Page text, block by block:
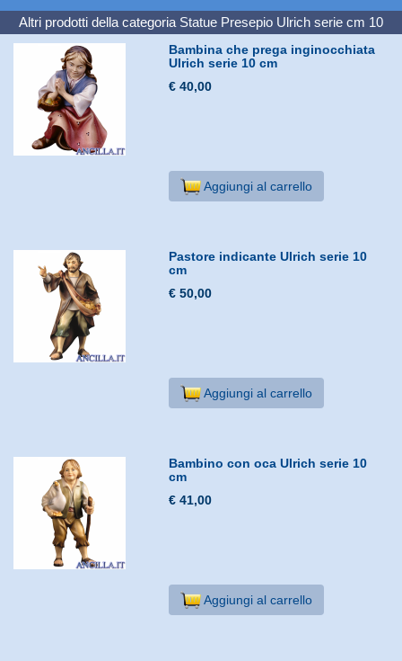
Altri prodotti della categoria Statue Presepio Ulrich serie cm 10
Bambina che prega inginocchiata
Ulrich serie 10 cm
€ 40,00
Aggiungi al carrello
Pastore indicante Ulrich serie 10
cm
€ 50,00
Aggiungi al carrello
Bambino con oca Ulrich serie 10
cm
€ 41,00
Aggiungi al carrello